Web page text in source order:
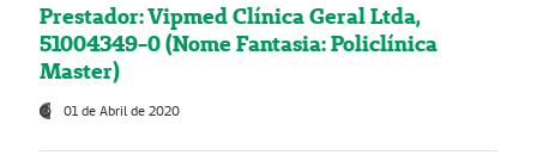
Prestador: Vipmed Clínica Geral Ltda,
51004349-0 (Nome Fantasia: Policlínica
Master)
01 de Abril de 2020